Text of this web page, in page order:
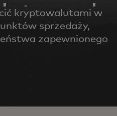
kryptowalutami w
sprzedaży,
zapewnionego